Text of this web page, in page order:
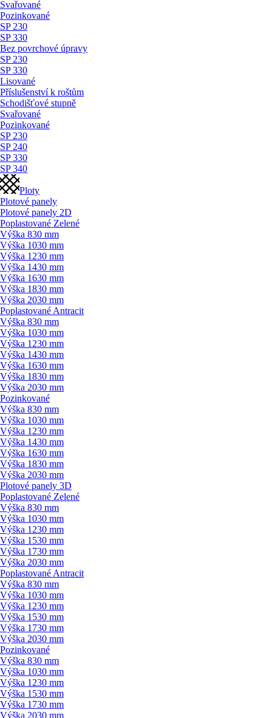
Svařované
Pozinkované
SP 230
SP 330
Bez povrchové úpravy
SP 230
SP 330
Lisované
Příslušenství k roštům
Schodišťové stupně
Svařované
Pozinkované
SP 230
SP 240
SP 330
SP 340
Ploty
Plotové panely
Plotové panely 2D
Poplastované Zelené
Výška 830 mm
Výška 1030 mm
Výška 1230 mm
Výška 1430 mm
Výška 1630 mm
Výška 1830 mm
Výška 2030 mm
Poplastované Antracit
Výška 830 mm
Výška 1030 mm
Výška 1230 mm
Výška 1430 mm
Výška 1630 mm
Výška 1830 mm
Výška 2030 mm
Pozinkované
Výška 830 mm
Výška 1030 mm
Výška 1230 mm
Výška 1430 mm
Výška 1630 mm
Výška 1830 mm
Výška 2030 mm
Plotové panely 3D
Poplastované Zelené
Výška 830 mm
Výška 1030 mm
Výška 1230 mm
Výška 1530 mm
Výška 1730 mm
Výška 2030 mm
Poplastované Antracit
Výška 830 mm
Výška 1030 mm
Výška 1230 mm
Výška 1530 mm
Výška 1730 mm
Výška 2030 mm
Pozinkované
Výška 830 mm
Výška 1030 mm
Výška 1230 mm
Výška 1530 mm
Výška 1730 mm
Výška 2030 mm